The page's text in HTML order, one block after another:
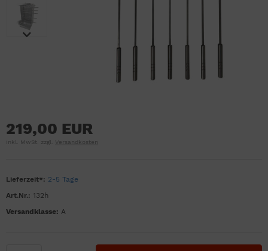
219,00 EUR
inkl. MwSt. zzgl. Versandkosten
Lieferzeit*: 2-5 Tage
Art.Nr.: 132h
Versandklasse: A